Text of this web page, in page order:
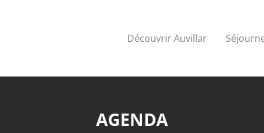
Découvrir Auvillar
AGENDA